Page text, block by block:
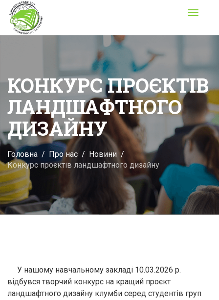
Toggle
КОНКУРС ПРОЄКТІВ
ЛАНДШАФТНОГО
ДИЗАЙНУ
Головна Про нас
Новини
Конкурс проєктів ландшафтного дизайну
У нашому навчальному закладі 10.03.2026 р.
відбувся творчий конкурс на кращий проєкт
ландшафтного дизайну клумби серед студентів груп